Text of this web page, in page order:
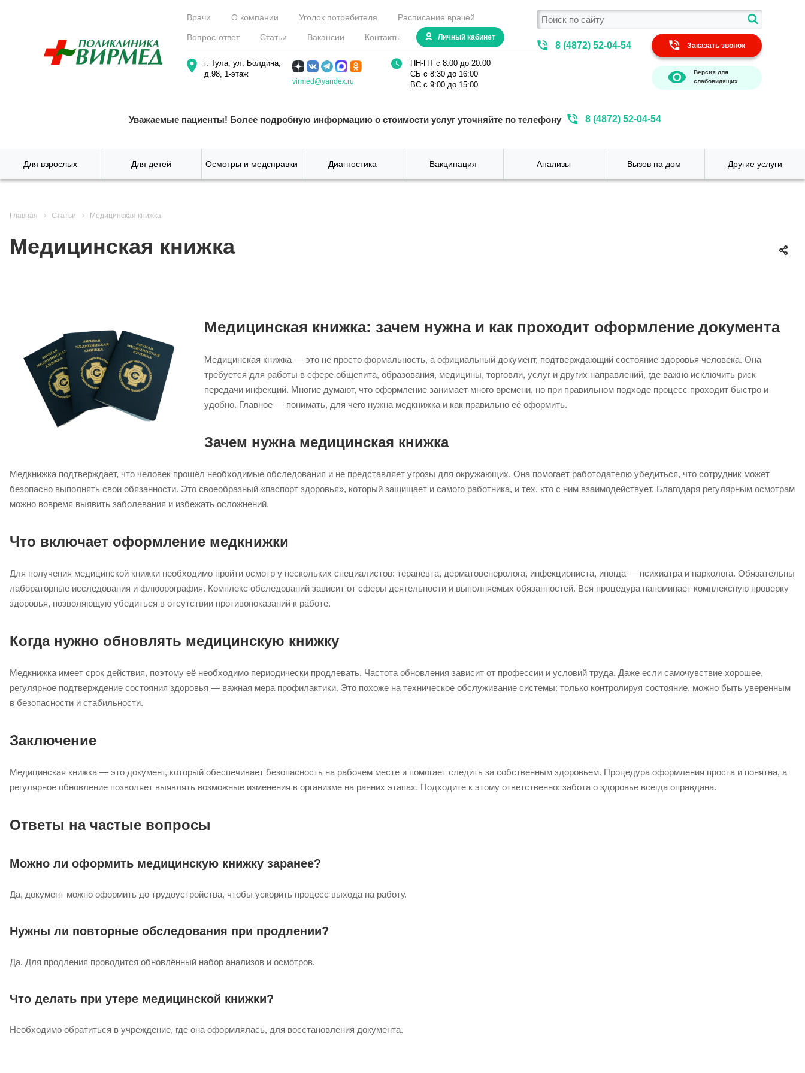
Врачи О компании Уголок потребителя Расписание врачей
Вопрос-ответ Статьи Вакансии Контакты Личный кабинет
г. Тула, ул. Болдина,
д.98, 1-этаж
virmed@yandex.ru
ПН-ПТ с 8:00 до 20:00
СБ с 8:30 до 16:00
ВС с 9:00 до 15:00
8 (4872) 52-04-54 Заказать звонок
Версия для
слабовидящих
Уважаемые пациенты! Более подробную информацию о стоимости услуг уточняйте по телефону 8 (4872) 52-04-54
Для взрослых Для детей Осмотры и медсправки Диагностика Вакцинация Анализы Вызов на дом Другие услуги
Главная Статьи Медицинская книжка
Медицинская книжка
Медицинская книжка: зачем нужна и как проходит оформление документа
Медицинская книжка — это не просто формальность, а официальный документ, подтверждающий состояние здоровья человека. Она
требуется для работы в сфере общепита, образования, медицины, торговли, услуг и других направлений, где важно исключить риск
передачи инфекций. Многие думают, что оформление занимает много времени, но при правильном подходе процесс проходит быстро и
удобно. Главное — понимать, для чего нужна медкнижка и как правильно её оформить.
Зачем нужна медицинская книжка
Медкнижка подтверждает, что человек прошёл необходимые обследования и не представляет угрозы для окружающих. Она помогает работодателю убедиться, что сотрудник может
безопасно выполнять свои обязанности. Это своеобразный «паспорт здоровья», который защищает и самого работника, и тех, кто с ним взаимодействует. Благодаря регулярным осмотрам
можно вовремя выявить заболевания и избежать осложнений.
Что включает оформление медкнижки
Для получения медицинской книжки необходимо пройти осмотр у нескольких специалистов: терапевта, дерматовенеролога, инфекциониста, иногда — психиатра и нарколога. Обязательны
лабораторные исследования и флюорография. Комплекс обследований зависит от сферы деятельности и выполняемых обязанностей. Вся процедура напоминает комплексную проверку
здоровья, позволяющую убедиться в отсутствии противопоказаний к работе.
Когда нужно обновлять медицинскую книжку
Медкнижка имеет срок действия, поэтому её необходимо периодически продлевать. Частота обновления зависит от профессии и условий труда. Даже если самочувствие хорошее,
регулярное подтверждение состояния здоровья — важная мера профилактики. Это похоже на техническое обслуживание системы: только контролируя состояние, можно быть уверенным
в безопасности и стабильности.
Заключение
Медицинская книжка — это документ, который обеспечивает безопасность на рабочем месте и помогает следить за собственным здоровьем. Процедура оформления проста и понятна, а
регулярное обновление позволяет выявлять возможные изменения в организме на ранних этапах. Подходите к этому ответственно: забота о здоровье всегда оправдана.
Ответы на частые вопросы
Можно ли оформить медицинскую книжку заранее?
Да, документ можно оформить до трудоустройства, чтобы ускорить процесс выхода на работу.
Нужны ли повторные обследования при продлении?
Да. Для продления проводится обновлённый набор анализов и осмотров.
Что делать при утере медицинской книжки?
Необходимо обратиться в учреждение, где она оформлялась, для восстановления документа.